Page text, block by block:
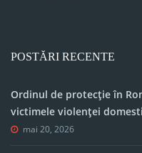
POSTĂRI RECENTE
Ordinul de protecție în
victimele violenței
mai 20, 2026